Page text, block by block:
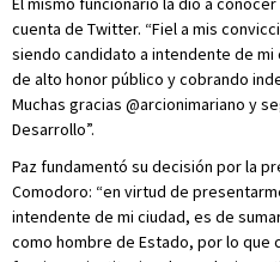
cuenta de Twitter. “Fiel a mis
siendo candidato a intendente de mi
de alto honor público y cobrando
Muchas gracias @arcionimariano y
Desarrollo”.
Paz fundamentó su decisión por la
Comodoro: “en virtud de
intendente de mi ciudad, es de
como hombre de Estado, por lo